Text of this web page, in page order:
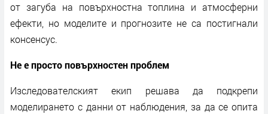
от загуба на повърхностна топлина и атмосферни
ефекти, но моделите и прогнозите не са постигнали
консенсус.
Не е просто повърхностен проблем
Изследователският екип решава да подкрепи
моделирането с данни от наблюдения, за да се опита